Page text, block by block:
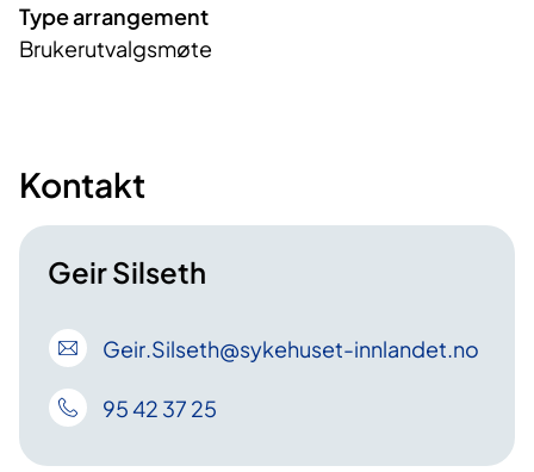
Type arrangement
Brukerutvalgsmøte
Kontakt
Geir Silseth
Geir.Silseth@sykehuset-innlandet.no
95 42 37 25